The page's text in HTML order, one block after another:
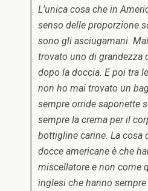
L’unica cosa che in
senso delle proporzione
sono gli asciugamani.
trovato uno di grandezza
dopo la doccia. E poi tra
non ho mai trovato un
sempre orride saponette
sempre la crema per il
bottigline carine. La cosa
docce americane è che
miscellatore e non come
inglesi che hanno